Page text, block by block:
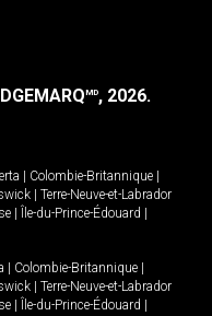
MD, 2026.
Colombie-Britannique
Terre-Neuve-et-Labrador
Île-du-Prince-Édouard
Colombie-Britannique
Terre-Neuve-et-Labrador
Île-du-Prince-Édouard